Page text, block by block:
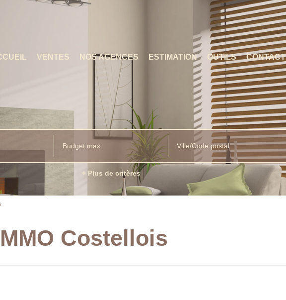
VENTES NOS AGENCES ESTIMATION OUTILS CONTACT
Ville/Code postal
+ Plus de critères
Costellois